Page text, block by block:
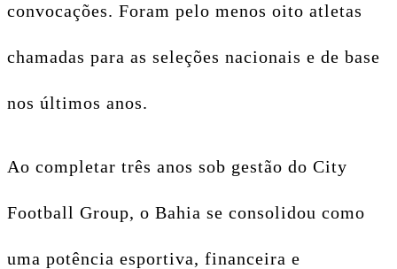
convocações. Foram pelo menos oito atletas
chamadas para as seleções nacionais e de base
nos últimos anos.
Ao completar três anos sob gestão do City
Football Group, o Bahia se consolidou como
uma potência esportiva, financeira e